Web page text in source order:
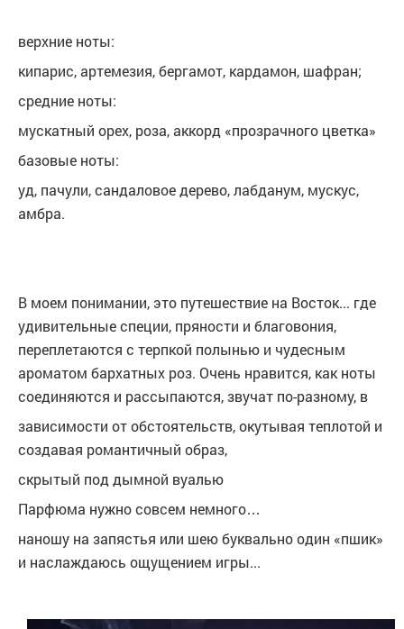
верхние ноты:
кипарис, артемезия, бергамот, кардамон, шафран;
средние ноты:
мускатный орех, роза, аккорд «прозрачного цветка»
базовые ноты:
уд, пачули, сандаловое дерево, лабданум, мускус,
амбра.
В моем понимании, это путешествие на Восток... где
удивительные специи, пряности и благовония,
переплетаются с терпкой полынью и чудесным
ароматом бархатных роз. Очень нравится, как ноты
соединяются и рассыпаются, звучат по-разному, в
зависимости от обстоятельств, окутывая теплотой и
создавая романтичный образ,
скрытый под дымной вуалью
Парфюма нужно совсем немного…
наношу на запястья или шею буквально один «пшик»
и наслаждаюсь ощущением игры...